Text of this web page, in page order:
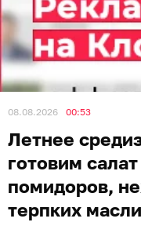
08.08.2026 00:53
Летнее
готовим
помидоров,
терпких